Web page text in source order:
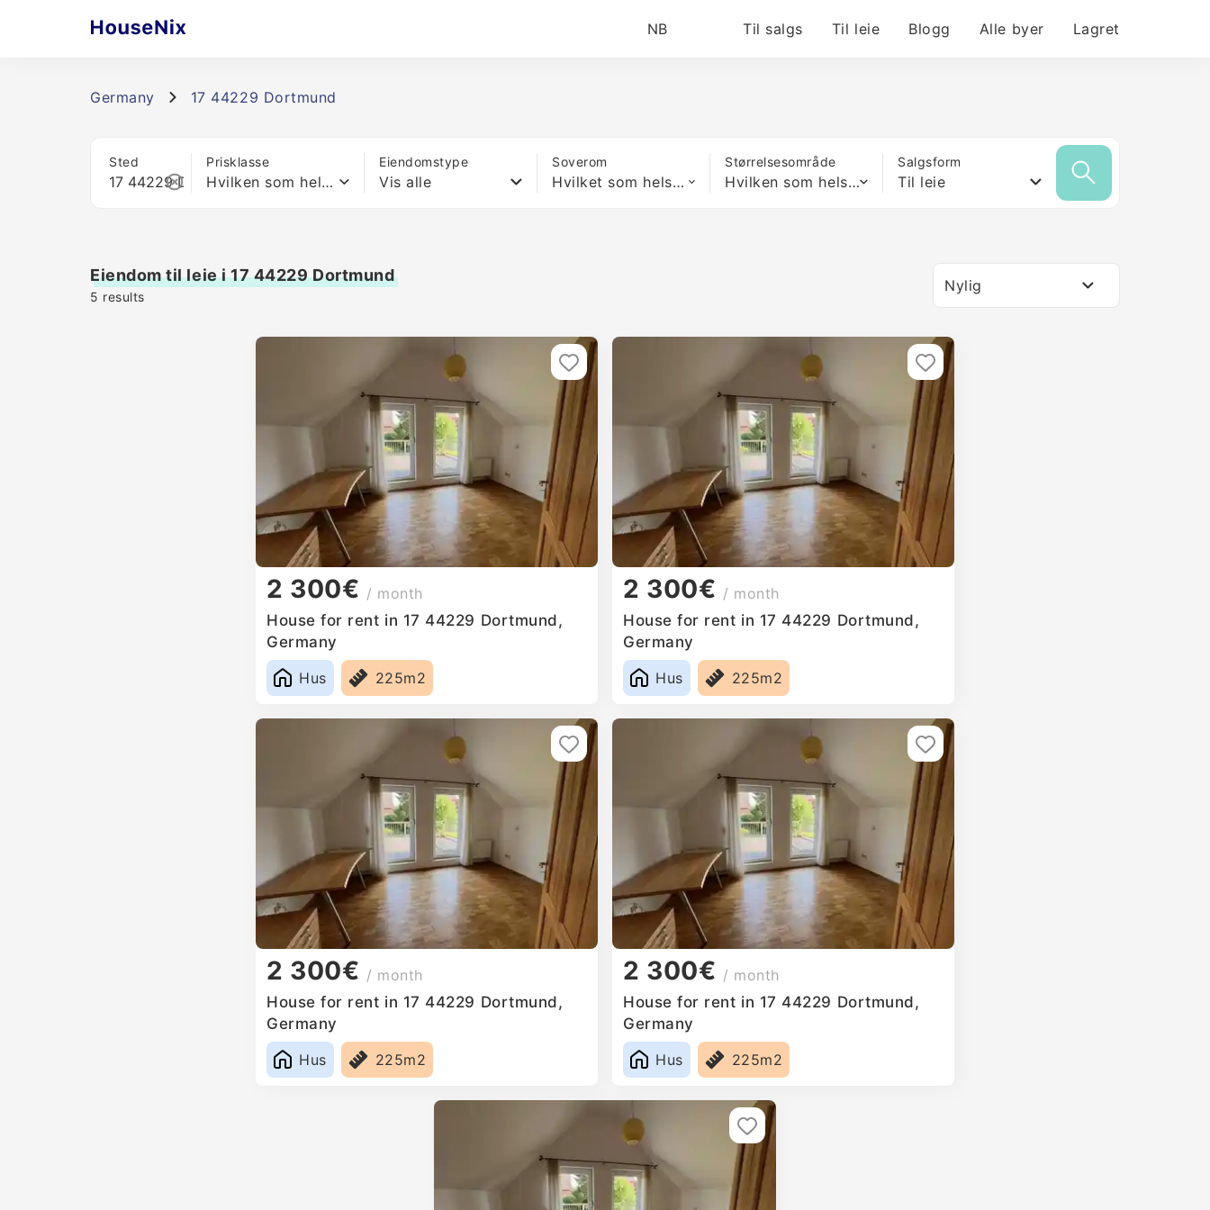
NB Til salgs Til leie Blogg Alle byer Lagret
Germany 17 44229 Dortmund
Sted Prisklasse
Hvilken som helst pris
Eiendomstype
Vis alle
Soverom
Hvilket som helst antall soverom
Størrelsesområde
Hvilken som helst størrelse
Salgsform
Til leie
Eiendom til leie i 17 44229 Dortmund
5 results
Nylig
2 300€ / month
House for rent in 17 44229 Dortmund,
Germany
Hus
225m2
2 300€ / month
House for rent in 17 44229 Dortmund,
Germany
Hus
225m2
2 300€ / month
House for rent in 17 44229 Dortmund,
Germany
Hus
225m2
2 300€ / month
House for rent in 17 44229 Dortmund,
Germany
Hus
225m2